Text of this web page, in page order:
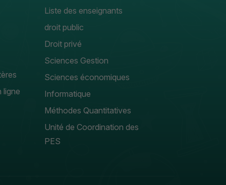
ligne
Liste des enseignants
droit public
Droit privé
Sciences Gestion
Sciences économiques
Informatique
Méthodes Quantitatives
Unité de Coordination des
PES